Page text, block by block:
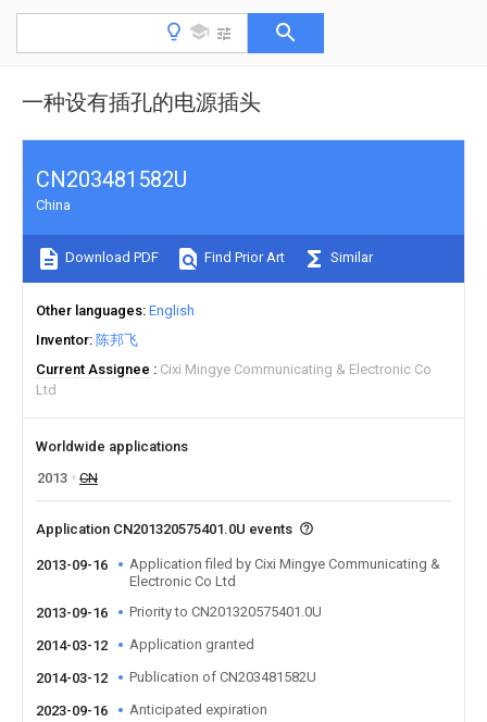
一种设有插孔的电源插头
CN203481582U
China
Download PDF Find Prior Art Similar
Other languages English
Inventor 陈邦飞
Current Assignee
Cixi Mingye Communicating & Electronic Co
Ltd
Worldwide applications
2013
CN
Application CN201320575401.0U events
2013-09-16
Application filed by Cixi Mingye Communicating &
Electronic Co Ltd
2013-09-16
Priority to CN201320575401.0U
2014-03-12 Application granted
2014-03-12 Publication of CN203481582U
2023-09-16 Anticipated expiration